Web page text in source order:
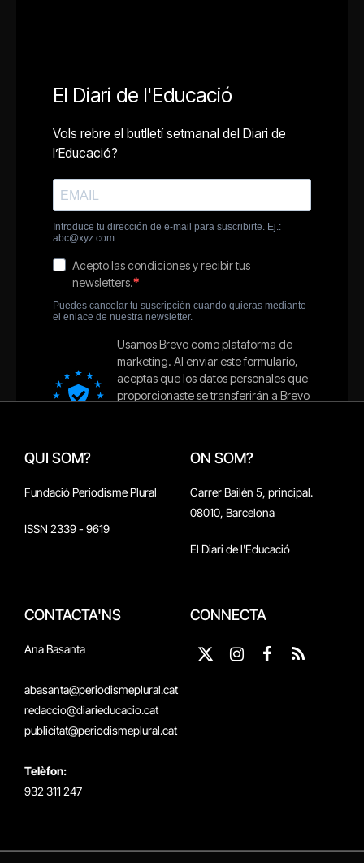
QUI SOM?
Fundació Periodisme Plural
ISSN 2339 - 9619
ON SOM?
Carrer Bailén 5, principal.
08010, Barcelona
El Diari de l'Educació
CONTACTA'NS
Ana Basanta
abasanta@periodismeplural.cat
redaccio@diarieducacio.cat
publicitat@periodismeplural.cat
Telèfon:
932 311 247
CONNECTA
X
Instagram
Facebook
RSS